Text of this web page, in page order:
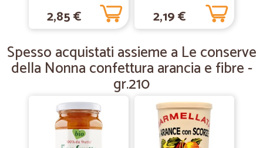
Efficienti puntuali ed imballaggio eccezionale!! Che dire? Più di così
che ci vuoi?
04/12/2018
—Paolo P.
sito che consiglio anche x una ottima centralinista
chesbriga eventuali problemi
roba fresca,puntualità nella consegna x me ottimo
2,85 € 2,19 €
Spesso acquistati assieme a Le conserve
della Nonna confettura arancia e fibre -
gr.210